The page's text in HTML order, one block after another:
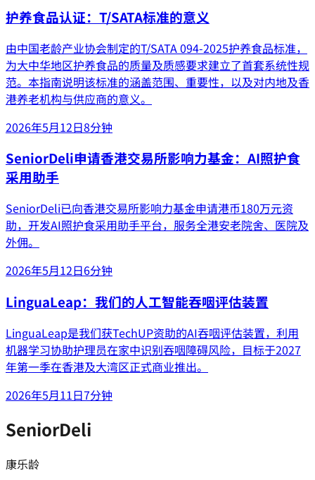
护养食品认证：T/SATA标准的意义
由中国老龄产业协会制定的T/SATA 094-2025护养食品标准，
为大中华地区护养食品的质量及质感要求建立了首套系统性规
范。本指南说明该标准的涵盖范围、重要性，以及对内地及香
港养老机构与供应商的意义。
2026年5月12日8分钟
SeniorDeli申请香港交易所影响力基金：AI照护食
采用助手
SeniorDeli已向香港交易所影响力基金申请港币180万元资
助，开发AI照护食采用助手平台，服务全港安老院舍、医院及
外佣。
2026年5月12日6分钟
LinguaLeap：我们的人工智能吞咽评估装置
LinguaLeap是我们获TechUP资助的AI吞咽评估装置，利用
机器学习协助护理员在家中识别吞咽障碍风险，目标于2027
年第一季在香港及大湾区正式商业推出。
2026年5月11日7分钟
SeniorDeli
康乐龄